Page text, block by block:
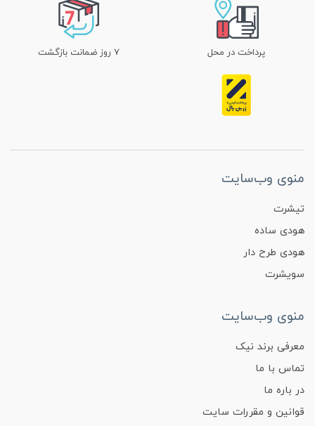
پرداخت در محل ۷ روز ضمانت بازگشت
منوی وب‌سایت
تیشرت
هودی ساده
هودی طرح دار
سویشرت
منوی وب‌سایت
معرفی برند نیک
تماس با ما
در باره ما
قوانین و مقررات سایت